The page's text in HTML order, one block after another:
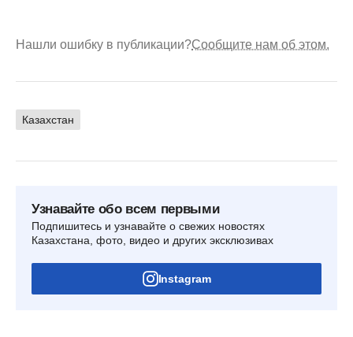
Нашли ошибку в публикации?Сообщите нам об этом.
Казахстан
Узнавайте обо всем первыми
Подпишитесь и узнавайте о свежих новостях
Казахстана, фото, видео и других эксклюзивах
Instagram